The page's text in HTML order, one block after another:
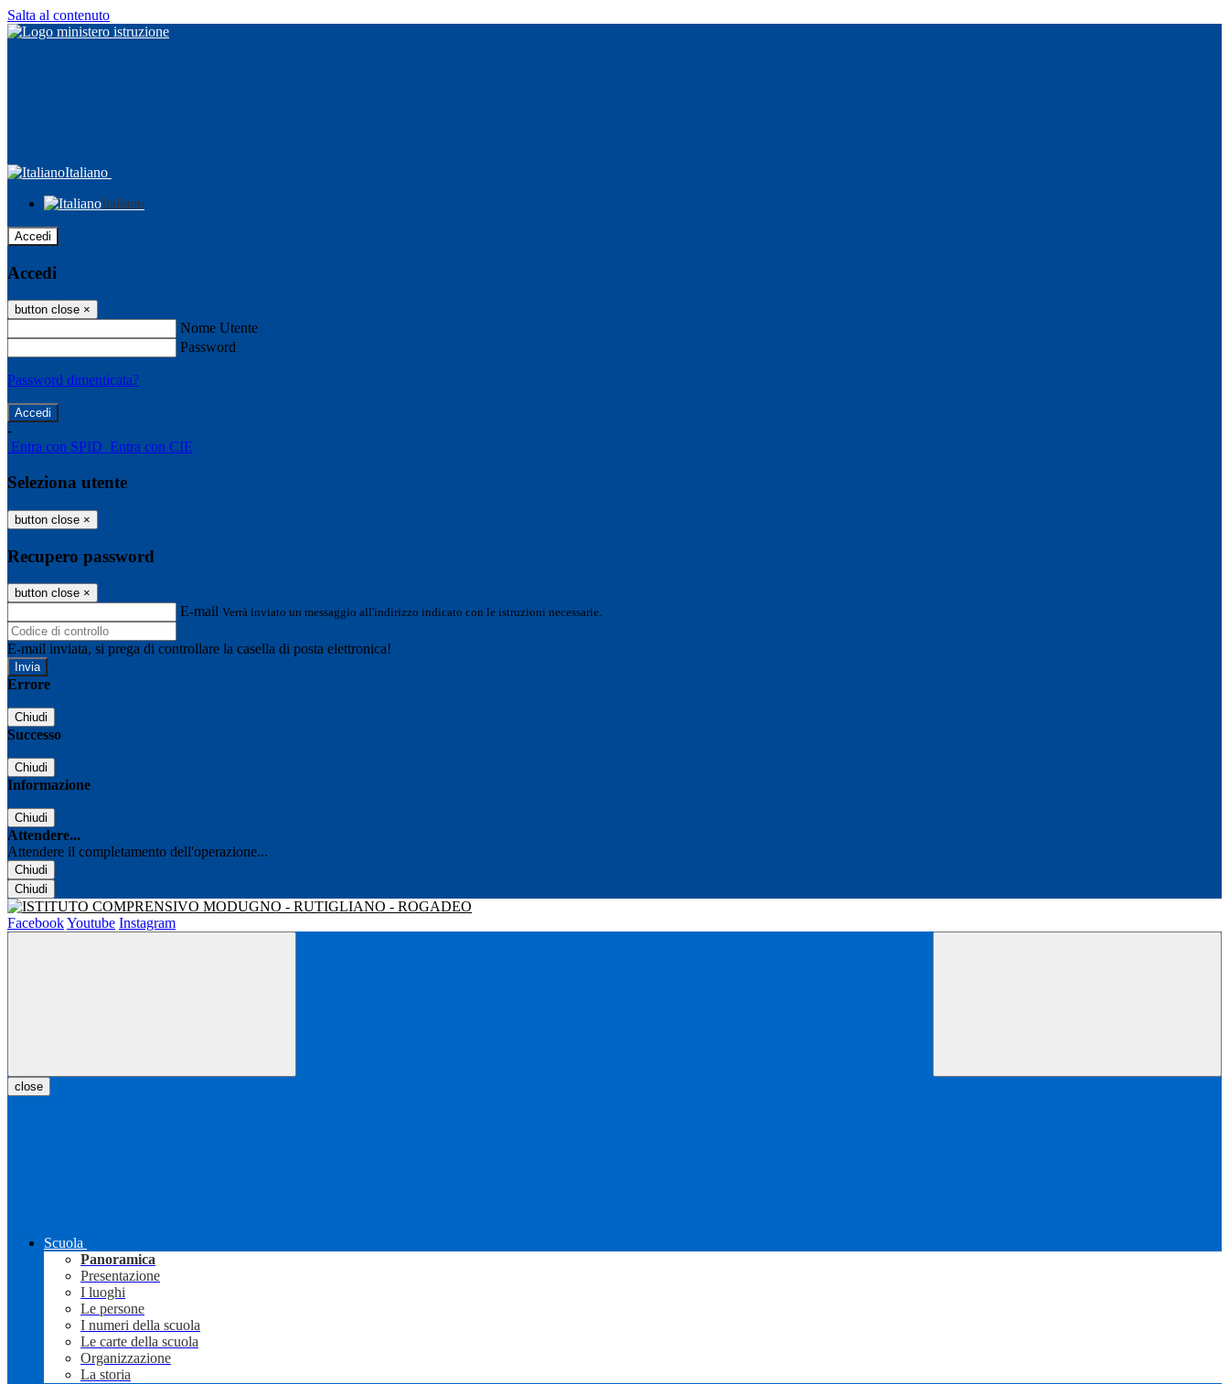
Salta al contenuto
Italiano
Italiano
Accedi
Accedi
button close ×
Nome Utente
Password
Password dimenticata?
-
Entra con SPID Entra con CIE
Seleziona utente
button close ×
Recupero password
button close ×
E-mail Verrà inviato un messaggio all'indirizzo indicato con le istruzioni necessarie.
E-mail inviata, si prega di controllare la casella di posta elettronica!
Errore
Chiudi
Successo
Chiudi
Informazione
Chiudi
Attendere...
Attendere il completamento dell'operazione...
Chiudi
Chiudi
FacebookYoutube Instagram
close
Scuola
Panoramica
Presentazione
I luoghi
Le persone
I numeri della scuola
Le carte della scuola
Organizzazione
La storia